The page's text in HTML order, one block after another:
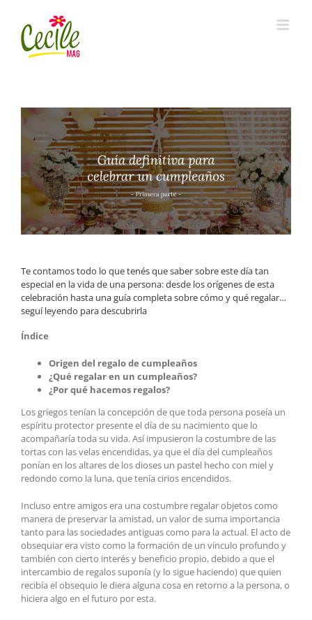
content
Te contamos todo lo que tenés que saber sobre este día tan
especial en la vida de una persona: desde los orígenes de esta
celebración hasta una guía completa sobre cómo y qué regalar…
seguí leyendo para descubrirla
Índice
Origen del regalo de cumpleaños
¿Qué regalar en un cumpleaños?
¿Por qué hacemos regalos?
Los griegos tenían la concepción de que toda persona poseía un
espíritu protector presente el día de su nacimiento que lo
acompañaría toda su vida. Así impusieron la costumbre de las
tortas con las velas encendidas, ya que el día del cumpleaños
ponían en los altares de los dioses un pastel hecho con miel y
redondo como la luna, que tenía cirios encendidos.
Incluso entre amigos era una costumbre regalarobjetos como
manera de preservar la amistad, un valor de suma importancia
tanto para las sociedades antiguas como para la actual. El acto de
obsequiar era visto como la formación de un vínculo profundo y
también con cierto interés y beneficio propio, debido a que el
intercambio de regalos suponía (y lo sigue haciendo) que quien
recibía el obsequio le diera alguna cosa en retorno a la persona, o
hiciera algo en el futuro por esta.